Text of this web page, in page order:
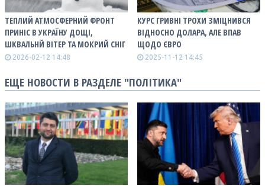
ТЕПЛИЙ АТМОСФЕРНИЙ ФРОНТ
ПРИНІС В УКРАЇНУ ДОЩІ,
ШКВАЛЬНЙ ВІТЕР ТА МОКРИЙ СНІГ
2026-02-12 14:48
КУРС ГРИВНІ ТРОХИ ЗМІЦНИВСЯ
ВІДНОСНО ДОЛАРА, АЛЕ ВПАВ
ЩОДО ЄВРО
2025-11-12 14:45
ЕЩЕ НОВОСТИ В РАЗДЕЛЕ "ПОЛІТИКА"